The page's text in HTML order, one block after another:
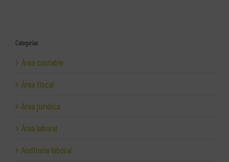
Categorías
Área contable
Área fiscal
Área jurídica
Área laboral
Auditoría laboral